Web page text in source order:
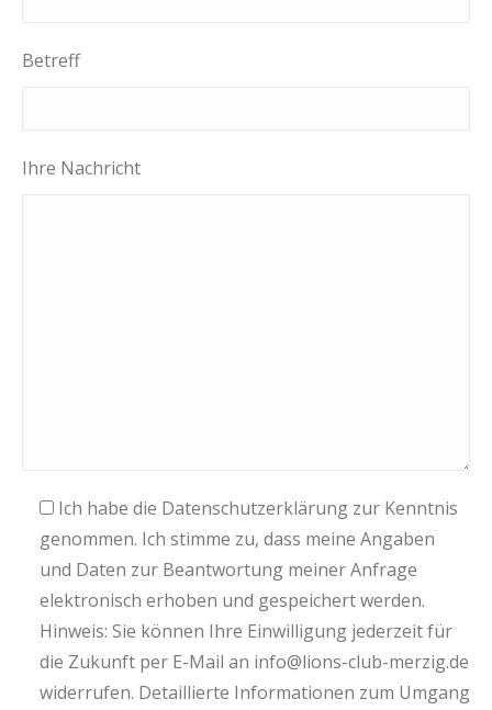
Betreff
Ihre Nachricht
Ich habe die Datenschutzerklärung zur Kenntnis
genommen. Ich stimme zu, dass meine Angaben
und Daten zur Beantwortung meiner Anfrage
elektronisch erhoben und gespeichert werden.
Hinweis: Sie können Ihre Einwilligung jederzeit für
die Zukunft per E-Mail an info@lions-club-merzig.de
widerrufen. Detaillierte Informationen zum Umgang